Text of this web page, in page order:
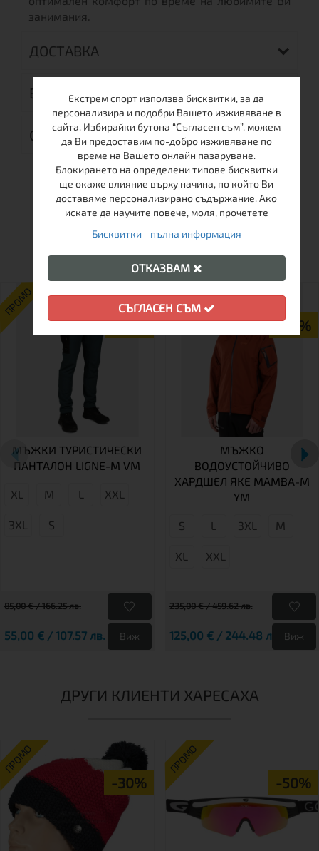
занимания.
ДОСТАВКА
ВРЪЩАНЕ
ОТЗИВИ (0)
ОЩЕ ОТ ТАЗИ МАРКА
ПРОМО
-35%
МЪЖКИ ТУРИСТИЧЕСКИ
ПАНТАЛОН LIGNE-M VM
XL M L XXL
3XL S
85,00 € / 166.25 лв.
55,00 € / 107.57 лв. Виж
ПРОМО
-47%
МЪЖКО
ВОДОУСТОЙЧИВО
ХАРДШЕЛ ЯКЕ MAMBA-M
YM
S L 3XL М
XL XXL
235,00 € / 459.62 лв.
125,00 € / 244.48 лв. Виж
ДРУГИ КЛИЕНТИ ХАРЕСАХА
ПРОМО
-30%
ПРОМО
-50%
Екстрем спорт използва бисквитки, за да
персонализира и подобри Вашето изживяване в
сайта. Избирайки бутона “Съгласен съм”, можем
да Ви предоставим по-добро изживяване по
време на Вашето онлайн пазаруване.
Блокирането на определени типове бисквитки
ще окаже влияние върху начина, по който Ви
доставяме персонализирано съдържание. Ако
искате да научите повече, моля, прочетете
Бисквитки - пълна информация
ОТКАЗВАМ
СЪГЛАСЕН СЪМ